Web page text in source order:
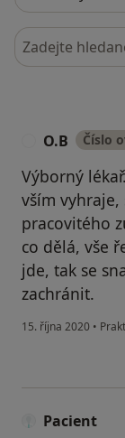
Hledejte v
O.B Číslo
Výborný
vším vyhraje,
pracovitého
co dělá, vše
jde, tak se
zachránit.
15. října 2020 •
Pacient